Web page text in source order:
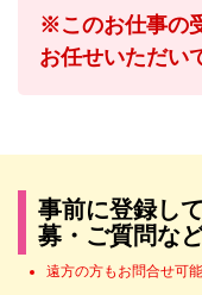
※このお仕事の
お任せいただい
事前に登録し
募・ご質問な
遠方の方もお問合せ可